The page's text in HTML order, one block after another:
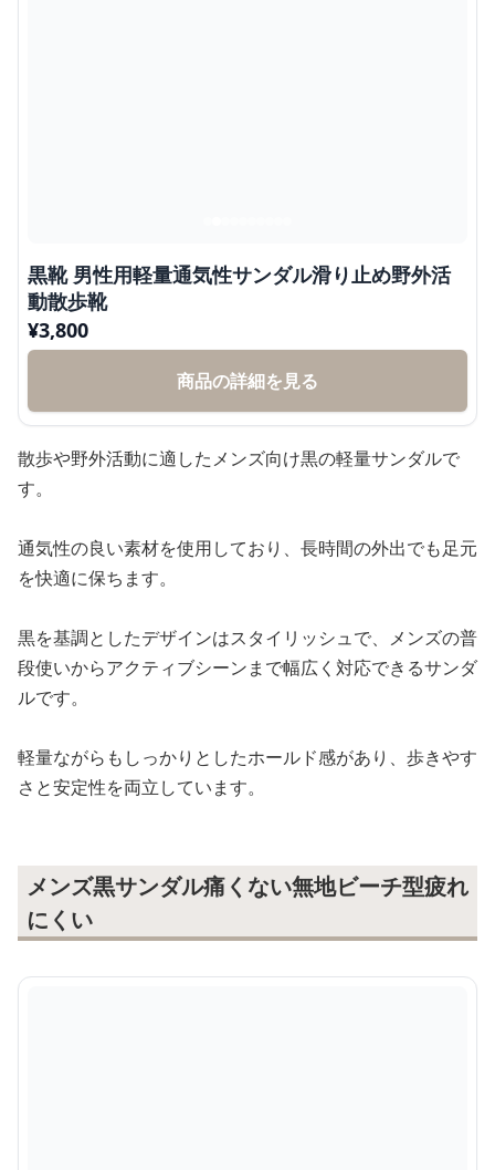
黒靴 男性用軽量通気性サンダル滑り止め野外活
動散歩靴
¥3,800
商品の詳細を見る
散歩や野外活動に適したメンズ向け黒の軽量サンダルで
す。
通気性の良い素材を使用しており、長時間の外出でも足元
を快適に保ちます。
黒を基調としたデザインはスタイリッシュで、メンズの普
段使いからアクティブシーンまで幅広く対応できるサンダ
ルです。
軽量ながらもしっかりとしたホールド感があり、歩きやす
さと安定性を両立しています。
メンズ黒サンダル痛くない無地ビーチ型疲れ
にくい